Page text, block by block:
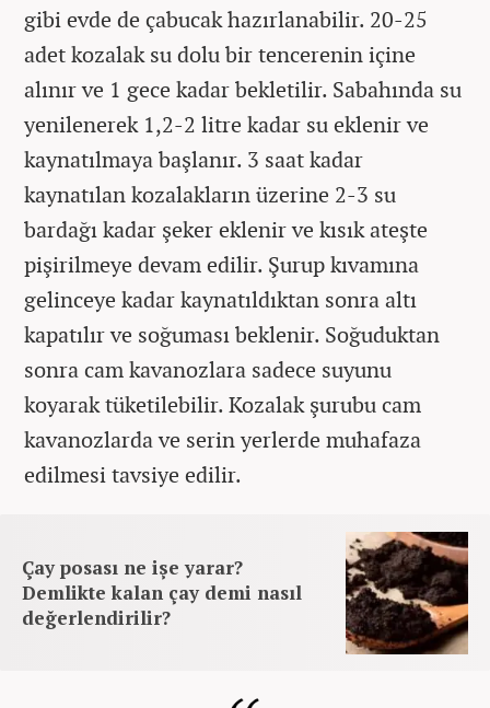
gibi evde de çabucak hazırlanabilir. 20-25
adet kozalak su dolu bir tencerenin içine
alınır ve 1 gece kadar bekletilir. Sabahında su
yenilenerek 1,2-2 litre kadar su eklenir ve
kaynatılmaya başlanır. 3 saat kadar
kaynatılan kozalakların üzerine 2-3 su
bardağı kadar şeker eklenir ve kısık ateşte
pişirilmeye devam edilir. Şurup kıvamına
gelinceye kadar kaynatıldıktan sonra altı
kapatılır ve soğuması beklenir. Soğuduktan
sonra cam kavanozlara sadece suyunu
koyarak tüketilebilir. Kozalak şurubu cam
kavanozlarda ve serin yerlerde muhafaza
edilmesi tavsiye edilir.
Çay posası ne işe yarar?
Demlikte kalan çay demi nasıl
değerlendirilir?